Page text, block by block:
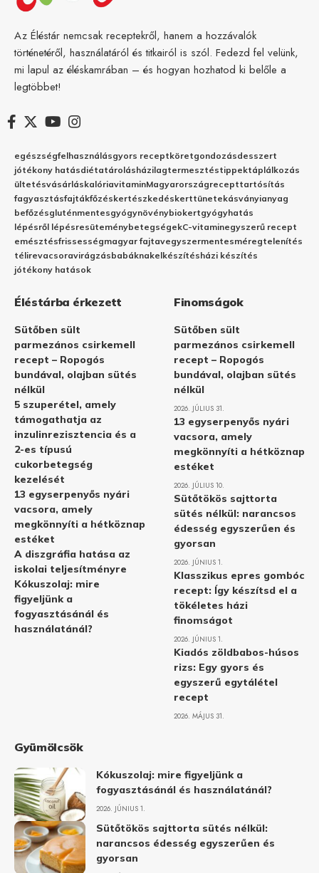
Az Éléstár nemcsak receptekről, hanem a hozzávalók
történetéről, használatáról és titkairól is szól. Fedezd fel velünk,
mi lapul az éléskamrában – és hogyan hozhatod ki belőle a
legtöbbet!
egészségfelhasználásgyors receptköretgondozásdesszert
jótékony hatásdiétatárolásházilagtermesztéstippektáplálkozás
ültetésvásárláskalóriavitaminMagyarországrecepttartósítás
fagyasztásfajtákfőzéskertészkedéskerttünetekásványianyag
befőzésgluténmentesgyógynövénybiokertgyógyhatás
lépésről lépésresüteménybetegségekC-vitaminegyszerű recept
emésztésfrissességmagyar fajtavegyszermentesméregtelenítés
télirevacsoravirágzásbabáknakelkészítésházi készítés
jótékony hatások
Éléstárba érkezett
Sütőben sült
parmezános csirkemell
recept – Ropogós
bundával, olajban sütés
nélkül
5 szuperétel, amely
támogathatja az
inzulinrezisztencia és a
2-es típusú
cukorbetegség
kezelését
13 egyserpenyős nyári
vacsora, amely
megkönnyíti a hétköznap
estéket
A diszgráfia hatása az
iskolai teljesítményre
Kókuszolaj: mire
figyeljünk a
fogyasztásánál és
használatánál?
Finomságok
Sütőben sült
parmezános csirkemell
recept – Ropogós
bundával, olajban sütés
nélkül
2026. JÚLIUS 31.
13 egyserpenyős nyári
vacsora, amely
megkönnyíti a hétköznap
estéket
2026. JÚLIUS 10.
Sütőtökös sajttorta
sütés nélkül: narancsos
édesség egyszerűen és
gyorsan
2026. JÚNIUS 1.
Klasszikus epres gombóc
recept: Így készítsd el a
tökéletes házi
finomságot
2026. JÚNIUS 1.
Kiadós zöldbabos-húsos
rizs: Egy gyors és
egyszerű egytálétel
recept
2026. MÁJUS 31.
Gyümölcsök
Kókuszolaj: mire figyeljünk a
fogyasztásánál és használatánál?
2026. JÚNIUS 1.
Sütőtökös sajttorta sütés nélkül:
narancsos édesség egyszerűen és
gyorsan